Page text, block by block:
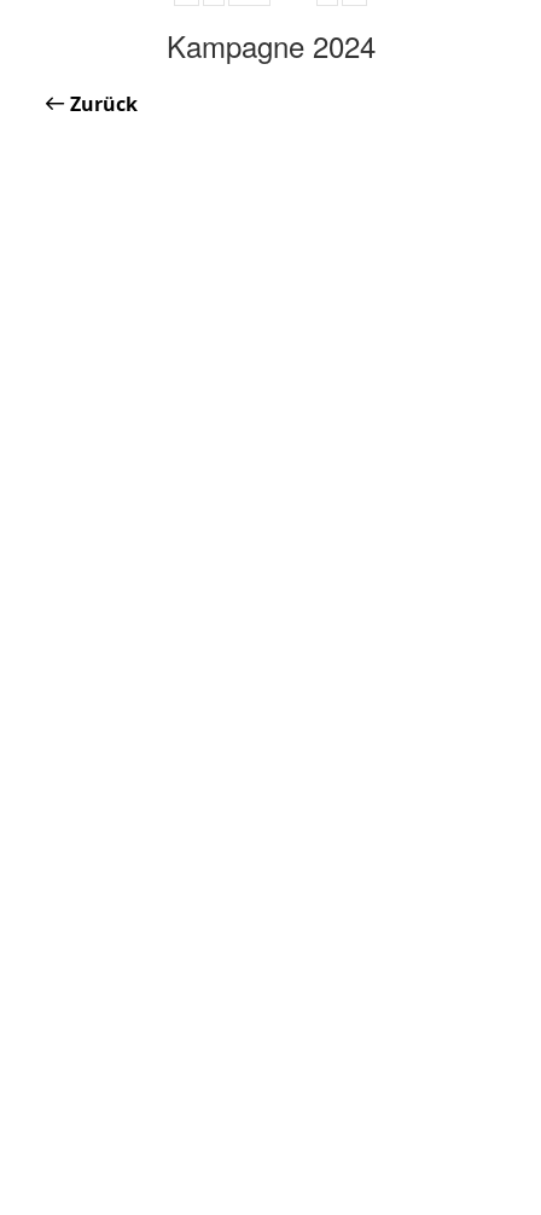
Kampagne 2024
Zurück